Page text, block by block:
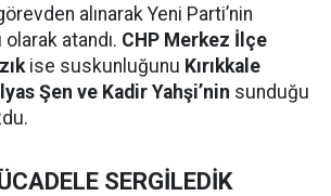
alınarak Yeni Parti’nin
atandı. CHP Merkez İlçe
ise suskunluğunu Kırıkkale
Şen ve Kadir Yahşi’nin sunduğu
SERGİLEDİK